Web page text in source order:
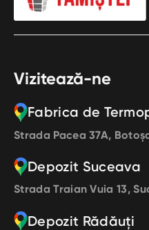
Vizitează-ne
Fabrica de
Strada Pacea 37A,
Depozit Suceava
Strada Traian Vuia 13,
Depozit Rădăuți